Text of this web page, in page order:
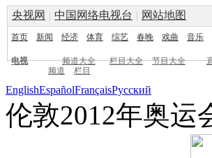
央视网 | 中国网络电视台 | 网站地图
首页 新闻 经济 体育 综艺 春晚 戏曲 音乐
电视 频道大全 栏目大全 节目大全
频道
栏目
EnglishEspañolFrançaisPусский
伦敦2012年奥运